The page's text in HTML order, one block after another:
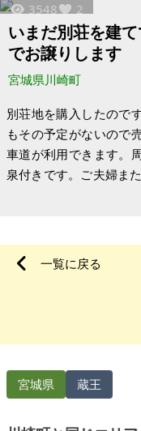
になっていくのを楽し
しております。非常に
す。 状態について温泉は引き込み可能ですが、現状引き込みな
しです。アンペア単相3
3548 2
いまだ別荘を建
でお譲りします
宮城県川崎町
別荘地を購入したので
もその予定がないので
車道が利用できます。
泉付きです。ご夫婦ま
使用頂ける方、現地に通
済）
一覧に戻る
宮城県 蔵王